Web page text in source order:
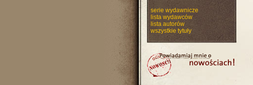
serie wydawnicze
lista wydawców
lista autorów
wszystkie tytuły